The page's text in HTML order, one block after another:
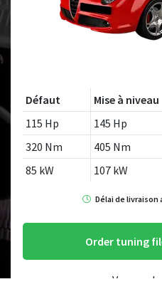
Défaut Mise à niveau
115 Hp
145 Hp
320 Nm
405 Nm
85 kW
107 kW
Délai de livraison
Order tuning
Vous